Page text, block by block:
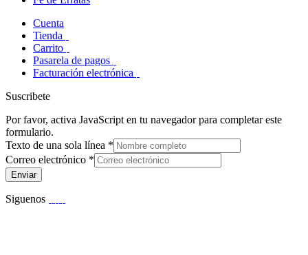
Cuenta
Tienda
Carrito
Pasarela de pagos
Facturación electrónica
Suscribete
Por favor, activa JavaScript en tu navegador para completar este
formulario.
Texto de una sola línea *
Correo electrónico *
Enviar
Siguenos